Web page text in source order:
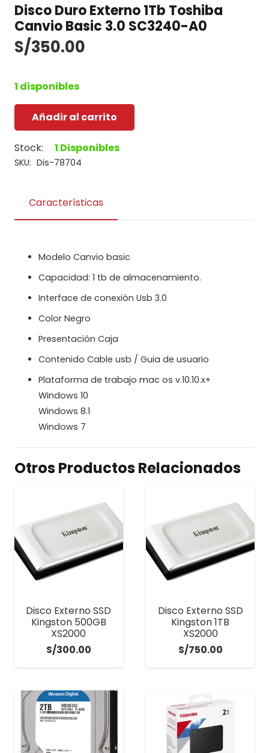
Disco Duro Externo 1Tb Toshiba
Canvio Basic 3.0 SC3240-A0
S/350.00
1 disponibles
Disco
Externo
Canvio
Basic
cantidad
Añadir al carrito
Stock: 1 Disponibles
SKU: Dis-78704
Características
Modelo Canvio basic
Capacidad: 1 tb de almacenamiento.
Interface de conexión Usb 3.0
Color Negro
Presentación Caja
Contenido Cable usb / Guia de usuario
Plataforma de trabajo mac os v.10.10.x+
Windows 10
Windows 8.1
Windows 7
Otros Productos Relacionados
Disco Externo SSD
Kingston 500GB
XS2000
S/300.00
Disco Externo SSD
Kingston 1TB
XS2000
S/750.00